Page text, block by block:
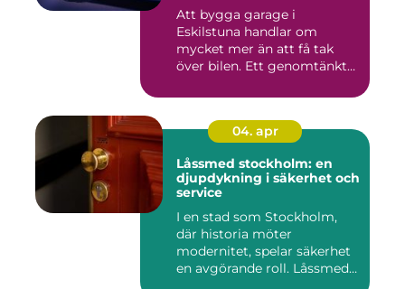
Att bygga garage i
Eskilstuna handlar om
mycket mer än att få tak
över bilen. Ett genomtänkt
04. apr
Låssmed stockholm: en
djupdykning i säkerhet och
service
I en stad som Stockholm,
där historia möter
modernitet, spelar säkerhet
en avgörande roll. Låssmed